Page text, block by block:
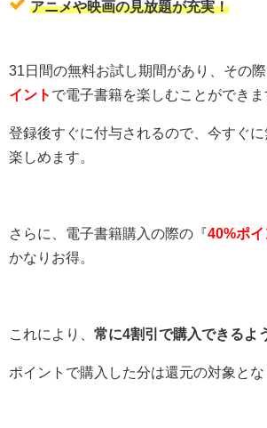
アニメや映画の見放題が充実！
31日間の無料お試し期間があり、その
イント で電子書籍を楽しむことができま
登録後すぐに付与されるので、今すぐ
楽しめます。
さらに、電子書籍購入の際の『40%ポイ
かなりお得。
これにより、 常に4割引で購入できるよ
ポイントで購入した分は還元の対象とな